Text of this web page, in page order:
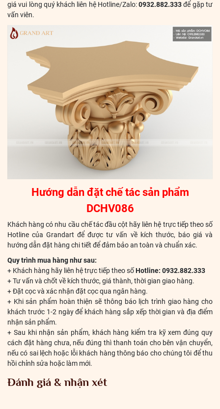
giá vui lòng quý khách liên hệ Hotline/Zalo:0932.882.333để gặp tư
vấn viên.
Hướng dẫn đặt chế tác sản phẩm
DCHV086
Khách hàng có nhu cầu chế tác đầu cột hãy liên hệ trực tiếp theo số
Hotline của Grandart để được tư vấn về kích thước, báo giá và
hướng dẫn đặt hàng chi tiết để đảm bảo an toàn và chuẩn xác.
Quy trình mua hàng như sau:
+ Khách hàng hãy liên hệ trực tiếp theo sốHotline: 0932.882.333
+ Tư vấn và chốt về kích thước, giá thành, thời gian giao hàng.
+ Đặt cọc và xác nhận đặt cọc qua ngân hàng.
+ Khi sản phẩm hoàn thiện sẽ thông báo lịch trình giao hàng cho
khách trước 1-2 ngày để khách hàng sắp xếp thời gian và địa điểm
nhận sản phẩm.
+ Sau khi nhận sản phẩm, khách hàng kiểm tra kỹ xem đúng quy
cách đặt hàng chưa, nếu đúng thì thanh toán cho bên vận chuyển,
nếu có sai lệch hoặc lỗi khách hàng thông báo cho chúng tôi để thu
hồi chỉnh sửa hoặc làm mới.
Đánh giá & nhận xét